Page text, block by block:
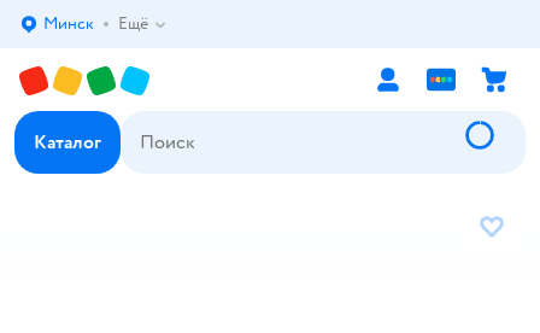
Выбор адреса доставки.
Минск Ещё
Каталог
В